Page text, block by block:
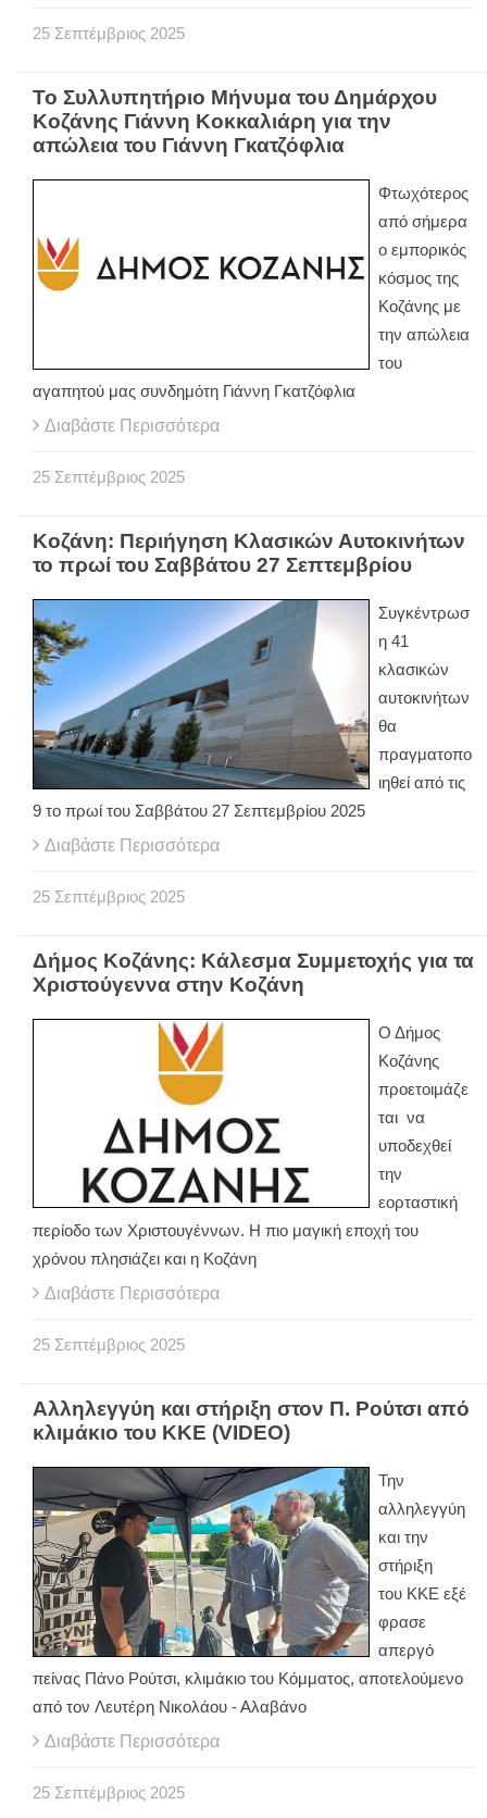
25 Σεπτέμβριος 2025
Το Συλλυπητήριο Μήνυμα του Δημάρχου
Κοζάνης Γιάννη Κοκκαλιάρη για την
απώλεια του Γιάννη Γκατζόφλια
Φτωχότερος
από σήμερα
ο εμπορικός
κόσμος της
Κοζάνης με
την απώλεια
του
αγαπητού μας συνδημότη Γιάννη Γκατζόφλια
Διαβάστε Περισσότερα
25 Σεπτέμβριος 2025
Κοζάνη: Περιήγηση Κλασικών Αυτοκινήτων
το πρωί του Σαββάτου 27 Σεπτεμβρίου
Συγκέντρωσ
η 41
κλασικών
αυτοκινήτων
θα
πραγματοπο
ιηθεί από τις
9 το πρωί του Σαββάτου 27 Σεπτεμβρίου 2025
Διαβάστε Περισσότερα
25 Σεπτέμβριος 2025
Δήμος Κοζάνης: Κάλεσμα Συμμετοχής για τα
Χριστούγεννα στην Κοζάνη
Ο Δήμος
Κοζάνης
προετοιμάζε
ται να
υποδεχθεί
την
εορταστική
περίοδο των Χριστουγέννων. Η πιο μαγική εποχή του
χρόνου πλησιάζει και η Κοζάνη
Διαβάστε Περισσότερα
25 Σεπτέμβριος 2025
Αλληλεγγύη και στήριξη στον Π. Ρούτσι από
κλιμάκιο του ΚΚΕ (VIDEO)
Την
αλληλεγγύη
και την
στήριξη
του ΚΚΕ εξέ
φρασε
απεργό
πείνας Πάνο Ρούτσι, κλιμάκιο του Κόμματος, αποτελούμενο
από τον Λευτέρη Νικολάου - Αλαβάνο
Διαβάστε Περισσότερα
25 Σεπτέμβριος 2025